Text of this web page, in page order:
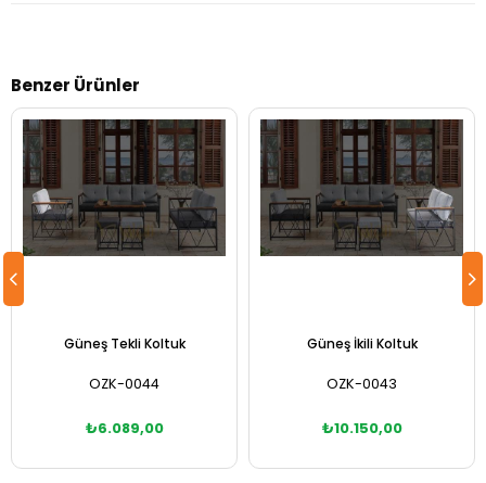
Benzer Ürünler
Güneş Tekli Koltuk
OZK-0044
₺6.089,00
Güneş İkili Koltuk
OZK-0043
₺10.150,00